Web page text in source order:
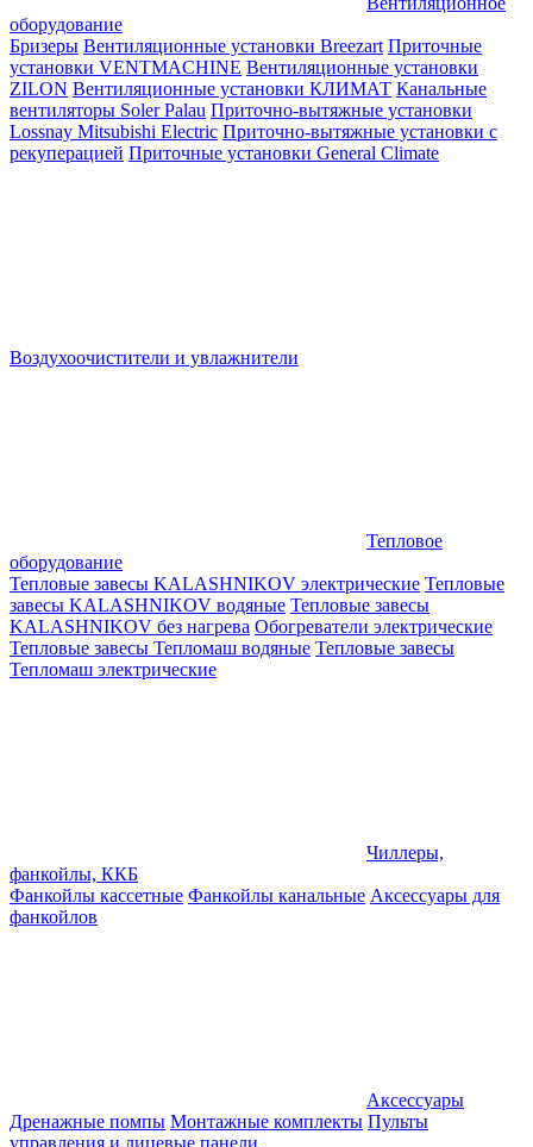
оборудование
Бризеры Вентиляционные установки Breezart Приточные
установки VENTMACHINE Вентиляционные установки
ZILON Вентиляционные установки КЛИМАТ Канальные
вентиляторы Soler Palau Приточно-вытяжные установки
Lossnay Mitsubishi Electric Приточно-вытяжные установки с
рекуперацией Приточные установки General Climate
Воздухоочистители и увлажнители
Тепловое
оборудование
Тепловые завесы KALASHNIKOV электрические Тепловые
завесы KALASHNIKOV водяные Тепловые завесы
KALASHNIKOV без нагрева Обогреватели электрические
Тепловые завесы Тепломаш водяные Тепловые завесы
Тепломаш электрические
Чиллеры,
фанкойлы, ККБ
Фанкойлы кассетные Фанкойлы канальные Аксессуары для
фанкойлов
Аксессуары
Дренажные помпы Монтажные комплекты Пульты
управления и лицевые панели